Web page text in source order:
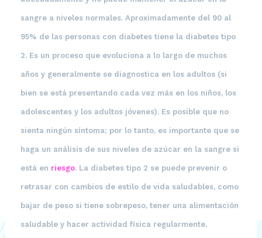
sangre a niveles normales. Aproximadamente del 90 al
95% de las personas con diabetes tiene la diabetes tipo
2. Es un proceso que evoluciona a lo largo de muchos
años y generalmente se diagnostica en los adultos (si
bien se está presentando cada vez más en los niños, los
adolescentes y los adultos jóvenes). Es posible que no
sienta ningún síntoma; por lo tanto, es importante que se
haga un análisis de sus niveles de azúcar en la sangre si
está en riesgo. La diabetes tipo 2 se puede prevenir o
retrasar con cambios de estilo de vida saludables, como
bajar de peso si tiene sobrepeso, tener una alimentación
saludable y hacer actividad física regularmente.